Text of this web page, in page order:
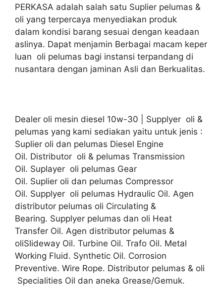
PERKASA adalah salah satu Suplier pelumas &
oli yang terpercaya menyediakan produk
dalam kondisi barang sesuai dengan keadaan
aslinya. Dapat menjamin Berbagai macam keper
luan oli pelumas bagi instansi terpandang di
nusantara dengan jaminan Asli dan Berkualitas.
Dealer oli mesin diesel 10w-30 | Supplyer oli &
pelumas yang kami sediakan yaitu untuk jenis :
Suplier oli dan pelumas Diesel Engine
Oil. Distributor oli & pelumas Transmission
Oil. Suplayer oli pelumas Gear
Oil. Suplier oli dan pelumas Compressor
Oil. Supplyer oli pelumas Hydraulic Oil. Agen
distributor pelumas oli Circulating &
Bearing. Supplyer pelumas dan oli Heat
Transfer Oil. Agen distributor pelumas &
oliSlideway Oil. Turbine Oil. Trafo Oil. Metal
Working Fluid. Synthetic Oil. Corrosion
Preventive. Wire Rope. Distributor pelumas & oli
Specialities Oil dan aneka Grease/Gemuk.